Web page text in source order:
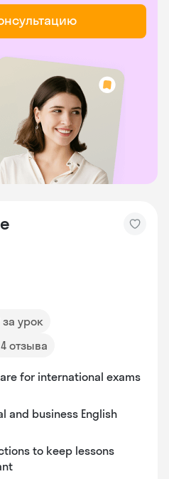
за урок
4 отзыва
for international exams
and business English
to keep lessons